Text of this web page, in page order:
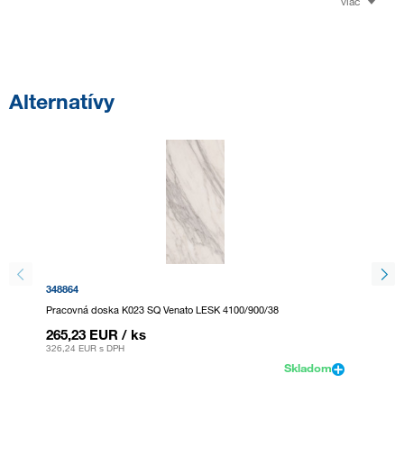
Alternatívy
348864
Pracovná doska K023 SQ Venato LESK 4100/900/38
265,23 EUR / ks
326,24 EUR s DPH
Skladom